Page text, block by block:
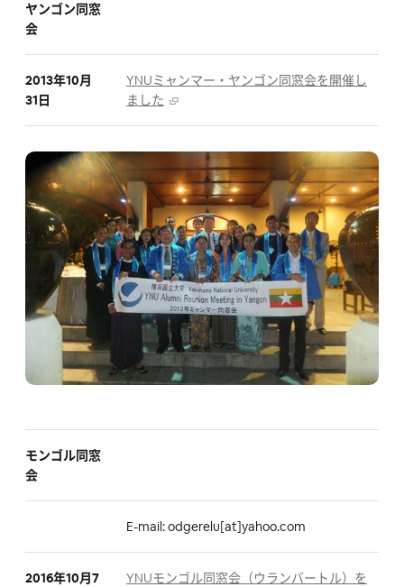
ヤンゴン同窓
会
2013年10月
31日
YNUミャンマー・ヤンゴン同窓会を開催し
ました
モンゴル同窓
会
E-mail: odgerelu[at]yahoo.com
2016年10月7 YNUモンゴル同窓会（ウランバートル）を